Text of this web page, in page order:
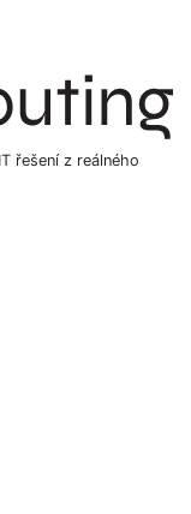
řešení z reálného